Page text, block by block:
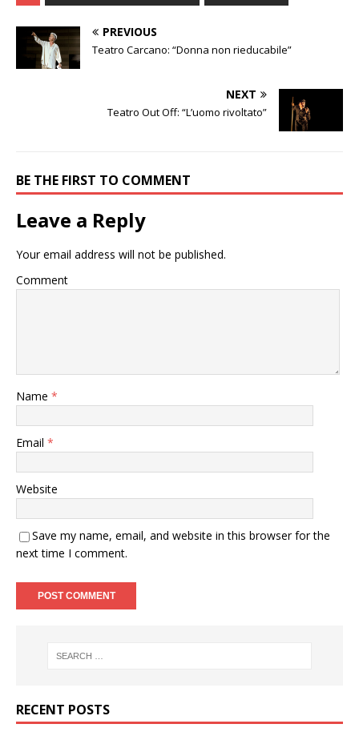
PREVIOUS
Teatro Carcano: “Donna non rieducabile”
NEXT
Teatro Out Off: “L’uomo rivoltato”
BE THE FIRST TO COMMENT
Leave a Reply
Your email address will not be published.
Comment
Name *
Email *
Website
Save my name, email, and website in this browser for the
next time I comment.
RECENT POSTS